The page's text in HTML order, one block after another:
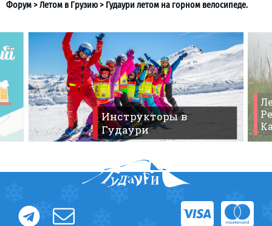
Инструкторы в
Гудаури